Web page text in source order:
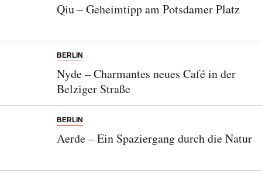
Qiu – Geheimtipp am Potsdamer Platz
BERLIN
Nyde – Charmantes neues Café in der
Belziger Straße
BERLIN
Aerde – Ein Spaziergang durch die Natur